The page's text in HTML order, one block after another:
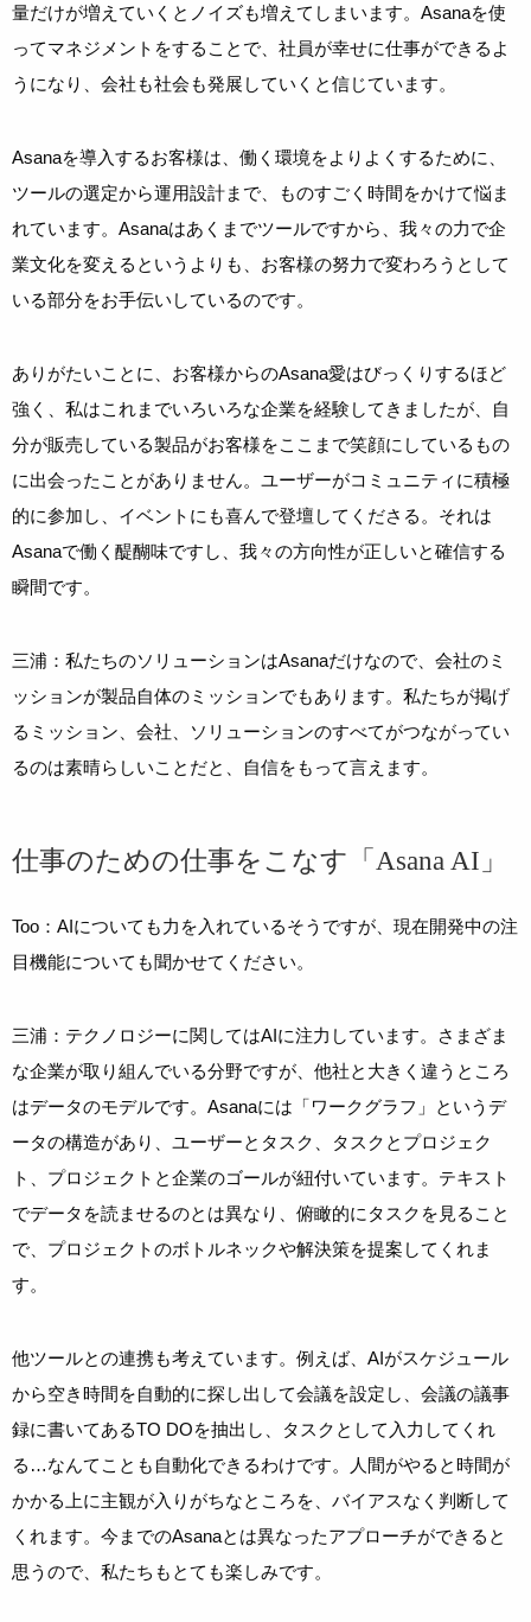
量だけが増えていくとノイズも増えてしまいます。Asanaを使
ってマネジメントをすることで、社員が幸せに仕事ができるよ
うになり、会社も社会も発展していくと信じています。
Asanaを導入するお客様は、働く環境をよりよくするために、
ツールの選定から運用設計まで、ものすごく時間をかけて悩ま
れています。Asanaはあくまでツールですから、我々の力で企
業文化を変えるというよりも、お客様の努力で変わろうとして
いる部分をお手伝いしているのです。
ありがたいことに、お客様からのAsana愛はびっくりするほど
強く、私はこれまでいろいろな企業を経験してきましたが、自
分が販売している製品がお客様をここまで笑顔にしているもの
に出会ったことがありません。ユーザーがコミュニティに積極
的に参加し、イベントにも喜んで登壇してくださる。それは
Asanaで働く醍醐味ですし、我々の方向性が正しいと確信する
瞬間です。
三浦：私たちのソリューションはAsanaだけなので、会社のミ
ッションが製品自体のミッションでもあります。私たちが掲げ
るミッション、会社、ソリューションのすべてがつながってい
るのは素晴らしいことだと、自信をもって言えます。
仕事のための仕事をこなす「Asana AI」
Too：AIについても力を入れているそうですが、現在開発中の注
目機能についても聞かせてください。
三浦：テクノロジーに関してはAIに注力しています。さまざま
な企業が取り組んでいる分野ですが、他社と大きく違うところ
はデータのモデルです。Asanaには「ワークグラフ」というデ
ータの構造があり、ユーザーとタスク、タスクとプロジェク
ト、プロジェクトと企業のゴールが紐付いています。テキスト
でデータを読ませるのとは異なり、俯瞰的にタスクを見ること
で、プロジェクトのボトルネックや解決策を提案してくれま
す。
他ツールとの連携も考えています。例えば、AIがスケジュール
から空き時間を自動的に探し出して会議を設定し、会議の議事
録に書いてあるTO DOを抽出し、タスクとして入力してくれ
る…なんてことも自動化できるわけです。人間がやると時間が
かかる上に主観が入りがちなところを、バイアスなく判断して
くれます。今までのAsanaとは異なったアプローチができると
思うので、私たちもとても楽しみです。